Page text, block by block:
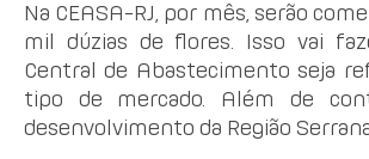
Na CEASA-RJ, por mês, serão
mil dúzias de flores. Isso vai
Central de Abastecimento seja
tipo de mercado. Além de
desenvolvimento da Região